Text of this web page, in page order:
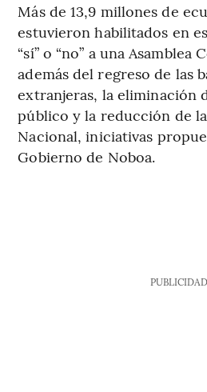
Más de 13,9 millones de
estuvieron habilitados en
“sí” o “no” a una Asamblea
además del regreso de las
extranjeras, la eliminación
público y la reducción de
Nacional, iniciativas
Gobierno de Noboa.
PUBLICIDAD